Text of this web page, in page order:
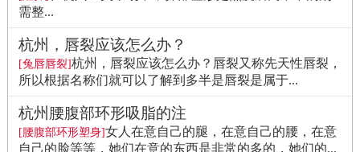
需整...
杭州，唇裂应该怎么办？
[兔唇唇裂]杭州，唇裂应该怎么办？唇裂又称先天性唇裂，
所以根据名称们就可以了解到多半是唇裂是属于...
杭州腰腹部环形吸脂的注
[腰腹部环形塑身]女人在意自己的腿，在意自己的腰，在意
自己的脸等等，她们在意的东西是非常的多的，她们的...